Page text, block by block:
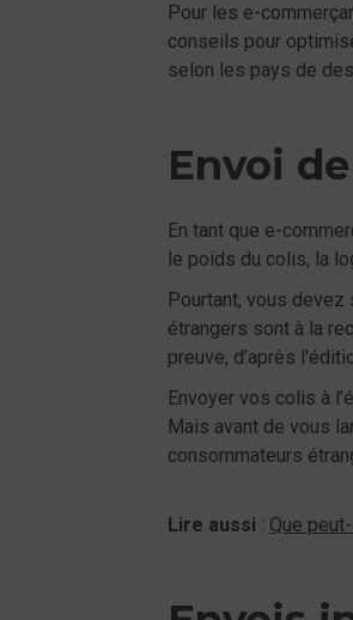
Pour les e-
conseils pour
selon les pays de
Envoi
En tant que e-
le poids du colis, la
Pourtant, vous
étrangers sont à la
preuve, d’après
Envoyer vos colis à
Mais avant de vous
consommateurs
Lire aussi : Que